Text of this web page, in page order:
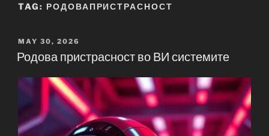
TAG: РОДОВАПРИСТРАСНОСТ
POSTED
ON
MAY 30, 2026
Родова пристрасност во ВИ системите